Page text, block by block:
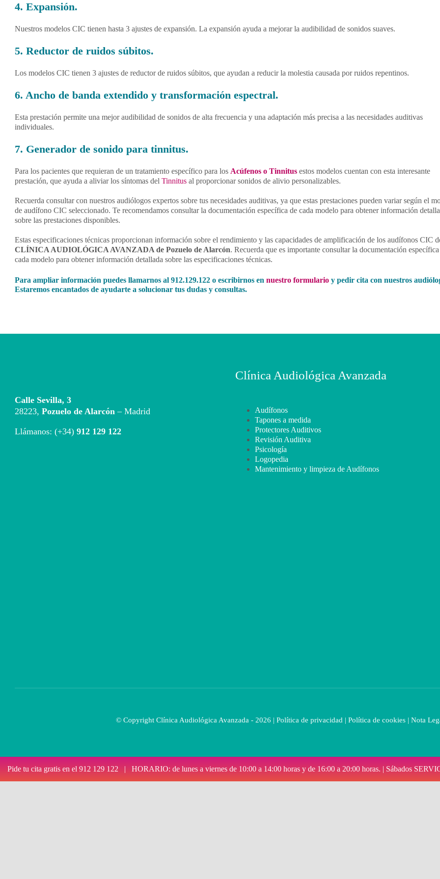
4. Expansión.
Nuestros modelos CIC tienen hasta 3 ajustes de expansión. La expansión ayuda a mejorar la audibilidad de sonidos suaves.
5. Reductor de ruidos súbitos.
Los modelos CIC tienen 3 ajustes de reductor de ruidos súbitos, que ayudan a reducir la molestia causada por ruidos repentinos.
6. Ancho de banda extendido y transformación espectral.
Esta prestación permite una mejor audibilidad de sonidos de alta frecuencia y una adaptación más precisa a las necesidades auditivas
individuales.
7. Generador de sonido para tinnitus.
Para los pacientes que requieran de un tratamiento específico para los Acúfenos o Tinnitus estos modelos cuentan con esta interesante
prestación, que ayuda a aliviar los síntomas del Tinnitus al proporcionar sonidos de alivio personalizables.
Recuerda consultar con nuestros audiólogos expertos sobre tus necesidades auditivas, ya que estas prestaciones pueden variar según el
de audífono CIC seleccionado. Te recomendamos consultar la documentación específica de cada modelo para obtener información
sobre las prestaciones disponibles.
Estas especificaciones técnicas proporcionan información sobre el rendimiento y las capacidades de amplificación de los audífonos CIC
CLÍNICA AUDIOLÓGICA AVANZADA de Pozuelo de Alarcón. Recuerda que es importante consultar la documentación
cada modelo para obtener información detallada sobre las especificaciones técnicas.
Para ampliar información puedes llamarnos al 912.129.122 o escribirnos en nuestro formulario y pedir cita con nuestros
Estaremos encantados de ayudarte a solucionar tus dudas y consultas.
Calle Sevilla, 3
28223, Pozuelo de Alarcón– Madrid
Llámanos: (+34) 912 129 122
Clínica Audiológica Avanzada
Audífonos
Tapones a medida
Protectores Auditivos
Revisión Auditiva
Psicología
Logopedia
Mantenimiento y limpieza de Audífonos
© Copyright Clínica Audiológica Avanzada - 2026 | Política de privacidad | Política de cookies | Nota
Hola👋Bienvenido a
Pide tu cita gratis en el 912 129 122 | HORARIO: de lunes a viernes de 10:00 a 14:00 horas y de 16:00 a 20:00 horas. | Sábados